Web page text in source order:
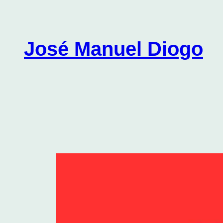
conteúdoJosé Manuel Diogo